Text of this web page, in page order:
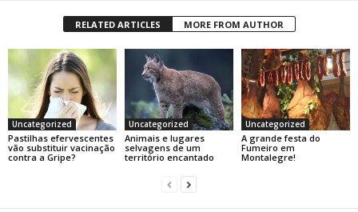
RELATED ARTICLES MORE FROM AUTHOR
Uncategorized
Pastilhas efervescentes
vão substituir vacinação
contra a Gripe?
Uncategorized
Animais e lugares
selvagens de um
território encantado
Uncategorized
A grande festa do
Fumeiro em
Montalegre!